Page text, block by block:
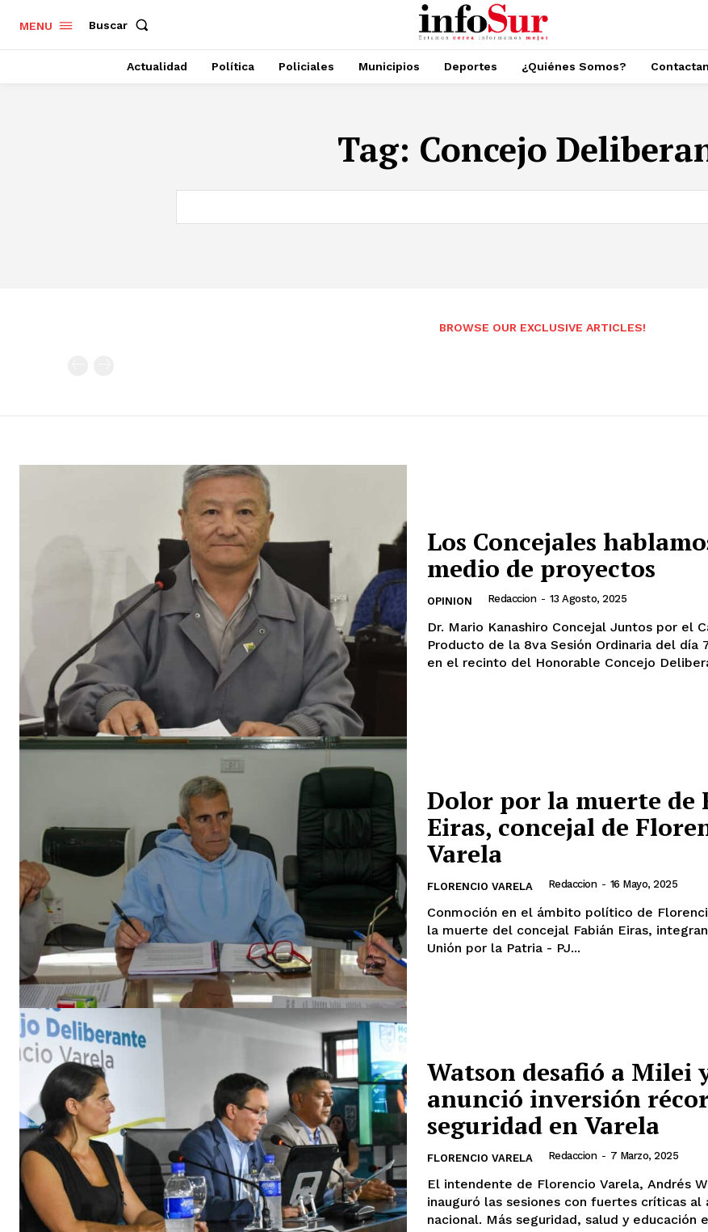
MENU Buscar
Actualidad Política Policiales Municipios Deportes ¿Quiénes Somos?
Tag: Concejo
BROWSE OUR EXCLUSIVE ARTICLES!
Los Concejales
medio de proyectos
OPINION Redaccion - 13 Agosto, 2025
Dr. Mario Kanashiro Concejal Juntos por el
Producto de la 8va Sesión Ordinaria del día
en el recinto del Honorable Concejo
Dolor por la muerte de
Eiras, concejal de
Varela
FLORENCIO VARELA Redaccion - 16 Mayo, 2025
Conmoción en el ámbito político de
la muerte del concejal Fabián Eiras,
Unión por la Patria - PJ...
Watson desafió a Milei
anunció inversión
seguridad en Varela
FLORENCIO VARELA Redaccion - 7 Marzo, 2025
El intendente de Florencio Varela, Andrés
inauguró las sesiones con fuertes críticas al
nacional. Más seguridad, salud y educación